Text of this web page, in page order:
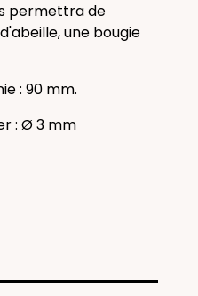
permettra de
une bougie
: 90 mm.
: Ø 3 mm